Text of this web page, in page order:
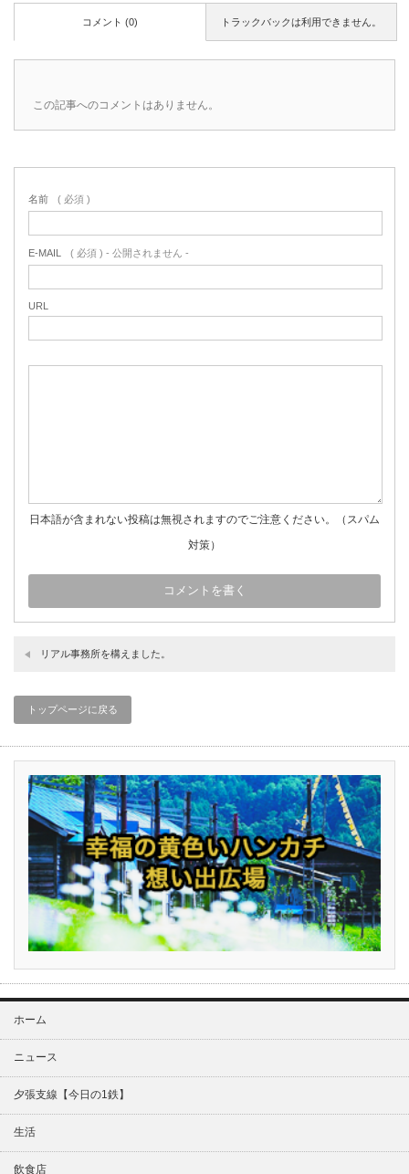
トラックバックは利用できません。
コメント (0)
この記事へのコメントはありません。
名前 ( 必須 )
E-MAIL ( 必須 ) - 公開されません -
URL
日本語が含まれない投稿は無視されますのでご注意ください。（スパム
対策）
リアル事務所を構えました。
トップページに戻る
ホーム
ニュース
夕張支線【今日の1鉄】
生活
飲食店